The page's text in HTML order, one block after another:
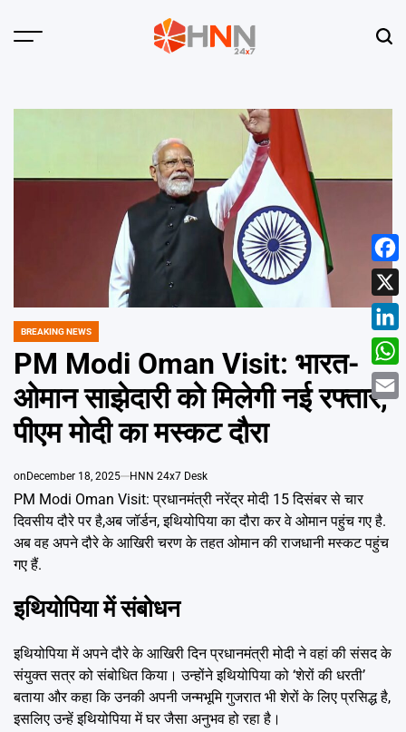
Menu
POSTED
BREAKING NEWS
PM Modi Oman Visit: भारत-
ओमान साझेदारी को मिलेगी नई रफ्तार,
पीएम मोदी का मस्कट दौरा
onDecember 18, 2025 HNN 24x7 Desk
PM Modi Oman Visit: प्रधानमंत्री नरेंद्र मोदी 15 दिसंबर से चार
दिवसीय दौरे पर है,अब जॉर्डन, इथियोपिया का दौरा कर वे ओमान पहुंच गए है.
अब वह अपने दौरे के आखिरी चरण के तहत ओमान की राजधानी मस्कट पहुंच
गए हैं.
इथियोपिया में संबोधन
इथियोपिया में अपने दौरे के आखिरी दिन प्रधानमंत्री मोदी ने वहां की संसद के
संयुक्त सत्र को संबोधित किया। उन्होंने इथियोपिया को ‘शेरों की धरती’
बताया और कहा कि उनकी अपनी जन्मभूमि गुजरात भी शेरों के लिए प्रसिद्ध है,
इसलिए उन्हें इथियोपिया में घर जैसा अनुभव हो रहा है।
X